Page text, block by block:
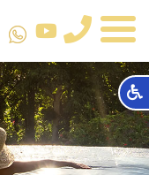
טלפון